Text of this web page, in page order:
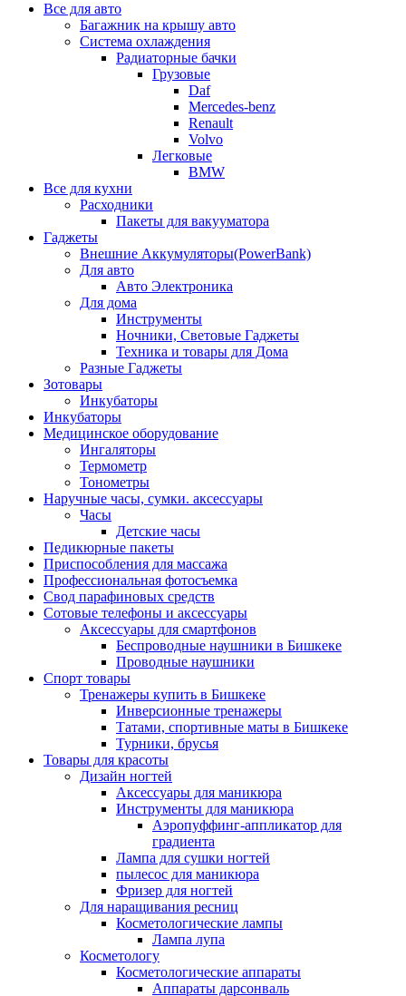
Все для авто
Багажник на крышу авто
Система охлаждения
Радиаторные бачки
Грузовые
Daf
Mercedes-benz
Renault
Volvo
Легковые
BMW
Все для кухни
Расходники
Пакеты для вакууматора
Гаджеты
Внешние Аккумуляторы(PowerBank)
Для авто
Авто Электроника
Для дома
Инструменты
Ночники, Световые Гаджеты
Техника и товары для Дома
Разные Гаджеты
Зотовары
Инкубаторы
Инкубаторы
Медицинское оборудование
Ингаляторы
Термометр
Тонометры
Наручные часы, сумки. аксессуары
Часы
Детские часы
Педикюрные пакеты
Приспособления для массажа
Профессиональная фотосъемка
Свод парафиновых средств
Сотовые телефоны и аксессуары
Аксессуары для смартфонов
Беспроводные наушники в Бишкеке
Проводные наушники
Спорт товары
Тренажеры купить в Бишкеке
Инверсионные тренажеры
Татами, спортивные маты в Бишкеке
Турники, брусья
Товары для красоты
Дизайн ногтей
Аксессуары для маникюра
Инструменты для маникюра
Аэропуффинг-аппликатор для
градиента
Лампа для сушки ногтей
пылесос для маникюра
Фризер для ногтей
Для наращивания ресниц
Косметологические лампы
Лампа лупа
Косметологу
Косметологические аппараты
Аппараты дарсонваль